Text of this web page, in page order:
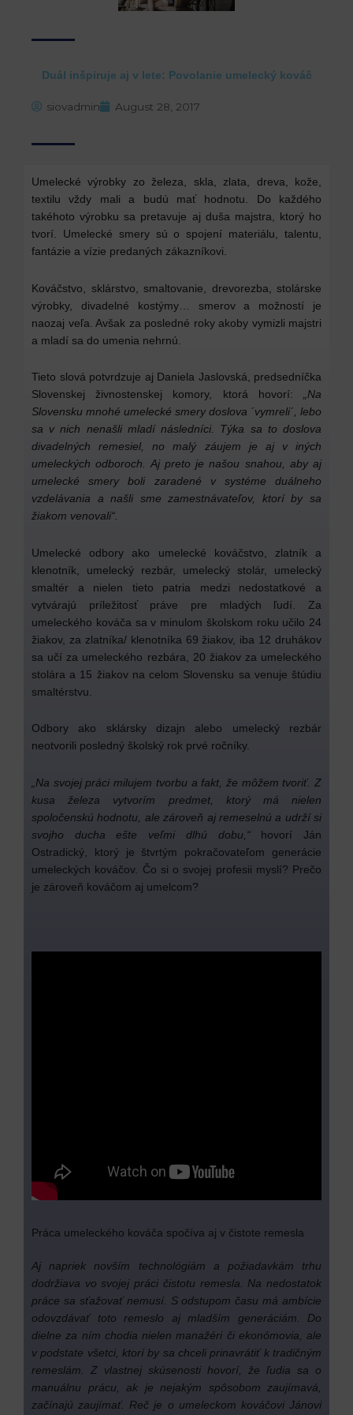
Duál inšpiruje aj v lete: Povolanie umelecký kováč
siovadmin August 28, 2017
Umelecké výrobky zo železa, skla, zlata, dreva, kože,
textilu vždy mali a budú mať hodnotu. Do každého
takéhoto výrobku sa pretavuje aj duša majstra, ktorý ho
tvorí. Umelecké smery sú o spojení materiálu, talentu,
fantázie a vízie predaných zákazníkovi.
Kováčstvo, sklárstvo, smaltovanie, drevorezba, stolárske
výrobky, divadelné kostýmy… smerov a možností je
naozaj veľa. Avšak za posledné roky akoby vymizli majstri
a mladí sa do umenia nehrnú.
Tieto slová potvrdzuje aj Daniela Jaslovská, predsedníčka
Slovenskej živnostenskej komory, ktorá hovorí:
„Na
Slovensku mnohé umelecké smery doslova ´vymreli´, lebo
sa v nich nenašli mladí následníci. Týka sa to doslova
divadelných remesiel, no malý záujem je aj v iných
umeleckých odboroch. Aj preto je našou snahou, aby aj
umelecké smery boli zaradené v systéme duálneho
vzdelávania a našli sme zamestnávateľov, ktorí by sa
žiakom venovali“.
Umelecké odbory ako umelecké kováčstvo, zlatník a
klenotník, umelecký rezbár, umelecký stolár, umelecký
smaltér a nielen tieto patria medzi nedostatkové a
vytvárajú príležitosť práve pre mladých ľudí. Za
umeleckého kováča sa v minulom školskom roku učilo 24
žiakov, za zlatníka/ klenotníka 69 žiakov, iba 12 druhákov
sa učí za umeleckého rezbára, 20 žiakov za umeleckého
stolára a 15 žiakov na celom Slovensku sa venuje štúdiu
smaltérstvu.
Odbory ako sklársky dizajn alebo umelecký rezbár
neotvorili posledný školský rok prvé ročníky.
„Na svojej práci milujem tvorbu a fakt, že môžem tvoriť. Z
kusa železa vytvorím predmet, ktorý má nielen
spoločenskú hodnotu, ale zároveň aj remeselnú a udrží si
svojho ducha ešte veľmi dlhú dobu,“ hovorí Ján
Ostradický, ktorý je štvrtým pokračovateľom generácie
umeleckých kováčov. Čo si o svojej profesii myslí? Prečo
je zároveň kováčom aj umelcom?
Práca umeleckého kováča spočíva aj v čistote remesla
Aj napriek novším technológiám a požiadavkám trhu
dodržiava vo svojej práci čistotu remesla. Na nedostatok
práce sa sťažovať nemusí. S odstupom času má ambície
odovzdávať toto remeslo aj mladším generáciám. Do
dielne za ním chodia nielen manažéri či ekonómovia, ale
v podstate všetci, ktorí by sa chceli prinavrátiť k tradičným
remeslám. Z vlastnej skúsenosti hovorí, že ľudia sa o
manuálnu prácu, ak je nejakým spôsobom zaujímavá,
začínajú zaujímať. Reč je o umeleckom kováčovi Jánovi